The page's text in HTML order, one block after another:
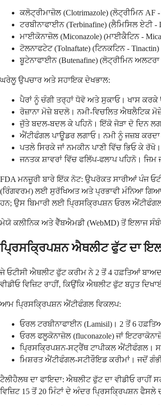
ਕਲੋਟ੍ਰੀਮਾਜ਼ੋਲ (Clotrimazole) (ਲੋਟ੍ਰੀਮਿਨ
ਟਰਬੀਨਾਫਾਈਨ (Terbinafine) (ਲੈਮਿਸਿਲ
ਮਾਈਕੋਨਾਜ਼ੋਲ (Miconazole) (ਮਾਈਕੈਟਿਨ -
ਟੋਲਨਾਫਟੇਟ (Tolnaftate) (ਟਿਨਕਟਿਨ -
ਬੂਟੇਨਾਫਾਈਨ (Butenafine) (ਲੋਟ੍ਰੀਮਿਨ
ਘਰੇਲੂ ਉਪਚਾਰ ਅਤੇ ਸਹਾਇਕ ਦੇਖਭਾਲ:
ਪੈਰਾਂ ਨੂੰ ਚੰਗੀ ਤਰ੍ਹਾਂ ਧੋਵੋ ਅਤੇ ਸੁਕਾਓ। ਖਾਸ ਕਰਕੇ
ਰੋਜ਼ਾਨਾ ਮੋਜ਼ੇ ਬਦਲੋ। ਨਮੀ-ਵਿਚਲਿਤ ਐਥਲੈਟਿਕ
ਜੁੱਤੇ ਬਦਲ-ਬਦਲ ਕੇ ਪਹਿਨੋ। ਇੱਕੋ ਜੋੜਾ ਦੋ ਦਿਨ
ਐਂਟੀਫੰਗਲ ਪਾਊਡਰ ਲਗਾਓ। ਨਮੀ ਨੂੰ ਜਜ਼ਬ
ਪਤਲੇ ਸਿਰਕੇ ਜਾਂ ਨਮਕੀਨ ਪਾਣੀ ਵਿੱਚ ਭਿਓ ਕੇ
ਜਨਤਕ ਸ਼ਾਵਰਾਂ ਵਿੱਚ ਫਲਿੱਪ-ਫਲਾਪ ਪਹਿਨੋ।
FDA ਮਨਜ਼ੂਰੀ ਬਾਰੇ ਇੱਕ ਨੋਟ: ਉਪਰੋਕਤ ਸਾਰੀਆਂ ਪੰਜ
(ਰਿੰਗਵਰਮ) ਲਈ ਸੁਰੱਖਿਅਤ ਅਤੇ ਪ੍ਰਭਾਵੀ ਮੰਨਿਆ
ਹਨ; ਉਸ ਬਿਮਾਰੀ ਲਈ ਪ੍ਰਿਸਕ੍ਰਿਪਸ਼ਨ ਓਰਲ
ਮੇਯੋ ਕਲੀਨਿਕ ਅਤੇ ਵੈੱਬਐਮਡੀ (WebMD) ਤੋਂ ਇਲਾਜ
ਪ੍ਰਿਸਕ੍ਰਿਪਸ਼ਨ ਐਥਲੀਟ ਫੁੱਟ ਦਾ
ਜੇ ਓਟੀਸੀ ਐਥਲੀਟ ਫੁੱਟ ਕਰੀਮ ਨੇ 2 ਤੋਂ 4 ਹਫ਼ਤਿਆਂ
ਵੀਡੀਓ ਵਿਜ਼ਿਟ ਰਾਹੀਂ, ਕਿਉਂਕਿ ਐਥਲੀਟ ਫੁੱਟ ਬਹੁਤ
ਆਮ ਪ੍ਰਿਸਕ੍ਰਿਪਸ਼ਨ ਐਂਟੀਫੰਗਲ ਵਿਕਲਪ:
ਓਰਲ ਟਰਬੀਨਾਫਾਈਨ (Lamisil)। 2 ਤੋਂ 6
ਓਰਲ ਫਲੂਕੋਨਾਜ਼ੋਲ (fluconazole) ਜਾਂ
ਪ੍ਰਿਸਕ੍ਰਿਪਸ਼ਨ-ਸਟ੍ਰੈਂਥ ਟਾਪੀਕਲ ਐਂਟੀਫੰਗਲ।
ਮਿਸ਼ਰਤ ਐਂਟੀਫੰਗਲ-ਸਟੀਰੌਇਡ ਕਰੀਮਾਂ। ਜਦੋਂ
ਟੈਲੀਹੈਲਥ ਦਾ ਫਾਇਦਾ: ਐਥਲੀਟ ਫੁੱਟ ਦਾ ਵੀਡੀਓ
ਵਿਜ਼ਿਟ 15 ਤੋਂ 20 ਮਿੰਟਾਂ ਦੇ ਅੰਦਰ ਪ੍ਰਿਸਕ੍ਰਿਪਸ਼ਨ ਫੈਸਲੇ